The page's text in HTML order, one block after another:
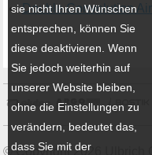
Double Convolution
© Copyright 2026 Ulbrich
sie nicht Ihren Wünschen
entsprechen, können Sie
diese deaktivieren. Wenn
Sie jedoch weiterhin auf
unserer Website bleiben,
ohne die Einstellungen zu
verändern, bedeutet das,
dass Sie mit der